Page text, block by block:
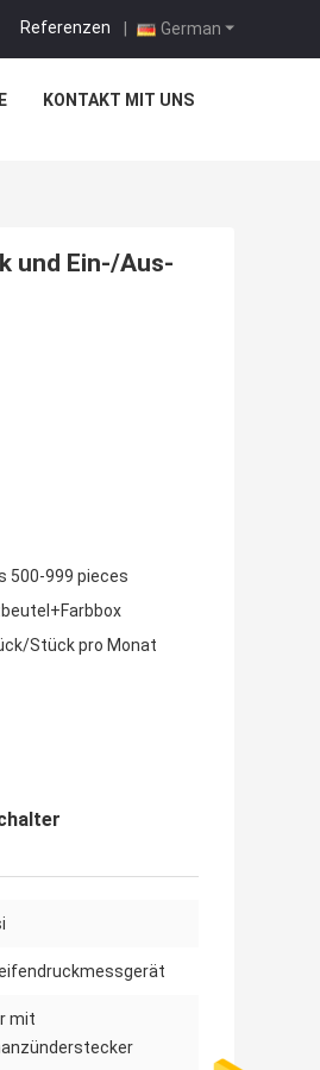
German
Referenzen |
KONTAKT MIT UNS
und Ein-/Aus-
500-999 pieces
Stück pro Monat
mit